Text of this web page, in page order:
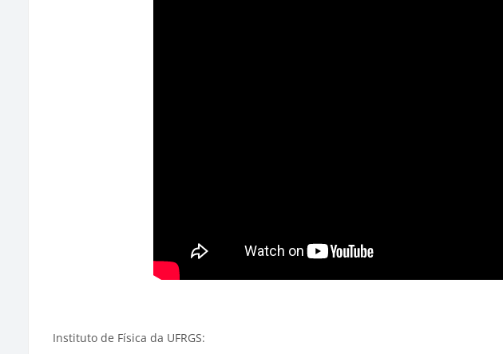
Instituto de Física da UFRGS: